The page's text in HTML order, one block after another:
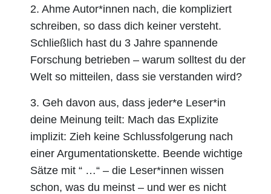
2. Ahme Autor*innen nach, die kompliziert
schreiben, so dass dich keiner versteht.
Schließlich hast du 3 Jahre spannende
Forschung betrieben – warum solltest du der
Welt so mitteilen, dass sie verstanden wird?
3. Geh davon aus, dass jeder*e Leser*in
deine Meinung teilt: Mach das Explizite
implizit: Zieh keine Schlussfolgerung nach
einer Argumentationskette. Beende wichtige
Sätze mit “ …“ – die Leser*innen wissen
schon, was du meinst – und wer es nicht